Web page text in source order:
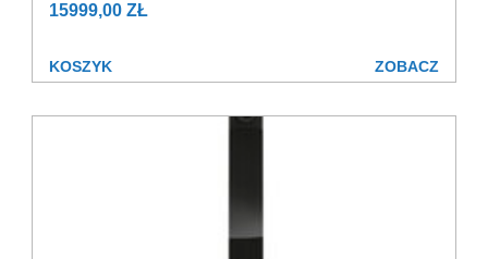
15999,00 ZŁ
KOSZYK ZOBACZ